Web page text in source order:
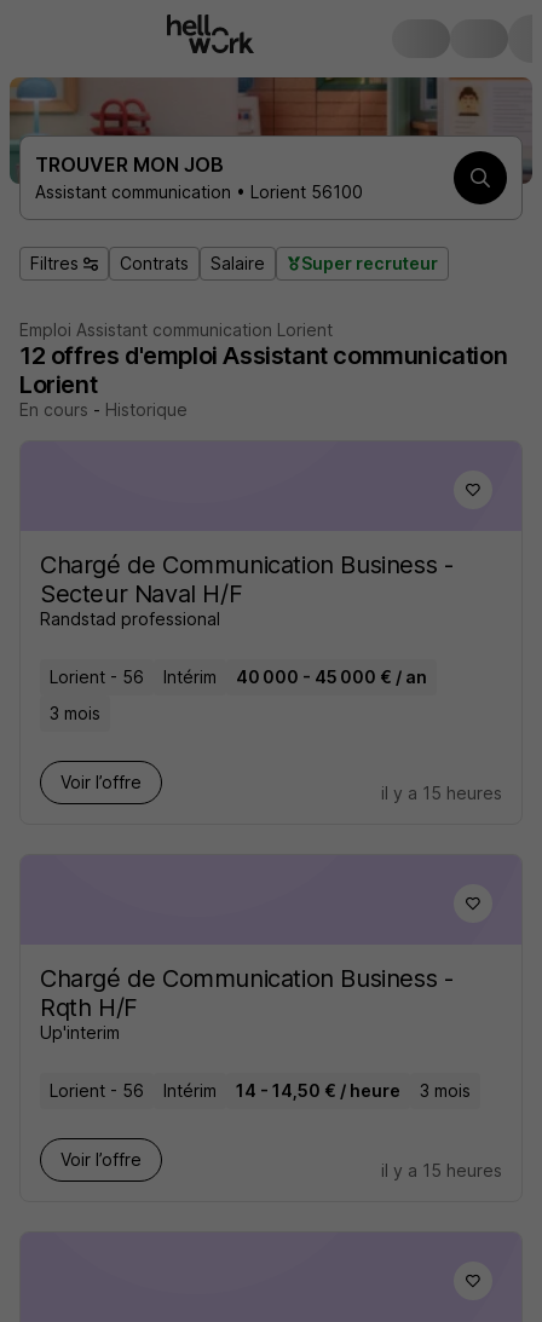
TROUVER MON JOB
Assistant communication • Lorient 56100
Filtres Contrats Salaire Super recruteur
Emploi Assistant communication Lorient
12 offres d'emploi Assistant communication
Lorient
En cours - Historique
Chargé de Communication Business -
Secteur Naval H/F
Randstad professional
Lorient - 56 Intérim
40 000 - 45 000 € / an
3 mois
Voir l’offre
il y a 15 heures
Chargé de Communication Business -
Rqth H/F
Up'interim
Lorient - 56 Intérim 14 - 14,50 € / heure 3 mois
Voir l’offre
il y a 15 heures